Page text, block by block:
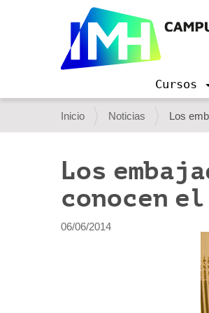
v
c
i
n
Cursos
U
s
e
d
e
Inicio Noticias Los
Los
conocen el
06/06/2014